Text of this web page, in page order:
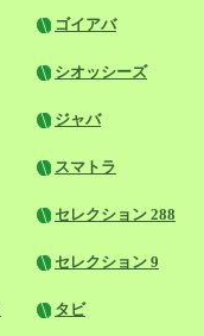
ゴイアバ
シオッシーズ
ジャバ
スマトラ
セレクション 288
セレクション 9
タビ